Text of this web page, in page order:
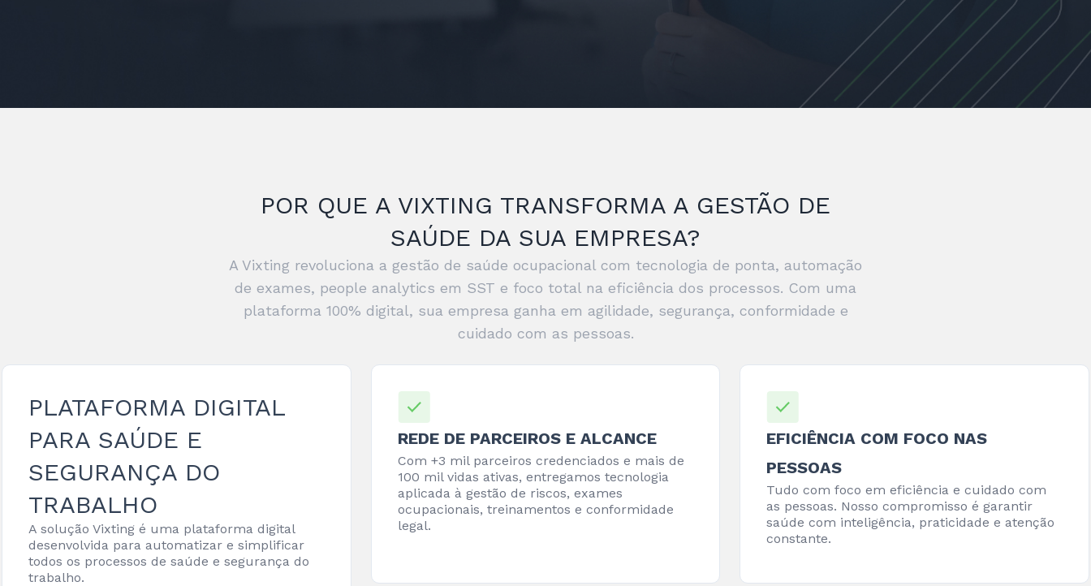
POR QUE A VIXTING TRANSFORMA A GESTÃO DE
SAÚDE DA SUA EMPRESA?
A Vixting revoluciona a gestão de saúde ocupacional com tecnologia de ponta, automação
de exames, people analytics em SST e foco total na eficiência dos processos. Com uma
plataforma 100% digital, sua empresa ganha em agilidade, segurança, conformidade e
cuidado com as pessoas.
PLATAFORMA DIGITAL
PARA SAÚDE E
SEGURANÇA DO
TRABALHO
A solução Vixting é uma plataforma digital
desenvolvida para automatizar e simplificar
todos os processos de saúde e segurança do
trabalho.
REDE DE PARCEIROS E ALCANCE
Com +3 mil parceiros credenciados e mais de
100 mil vidas ativas, entregamos tecnologia
aplicada à gestão de riscos, exames
ocupacionais, treinamentos e conformidade
legal.
EFICIÊNCIA COM FOCO NAS
PESSOAS
Tudo com foco em eficiência e cuidado com
as pessoas. Nosso compromisso é garantir
saúde com inteligência, praticidade e atenção
constante.